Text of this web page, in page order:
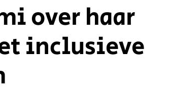
over haar
inclusieve